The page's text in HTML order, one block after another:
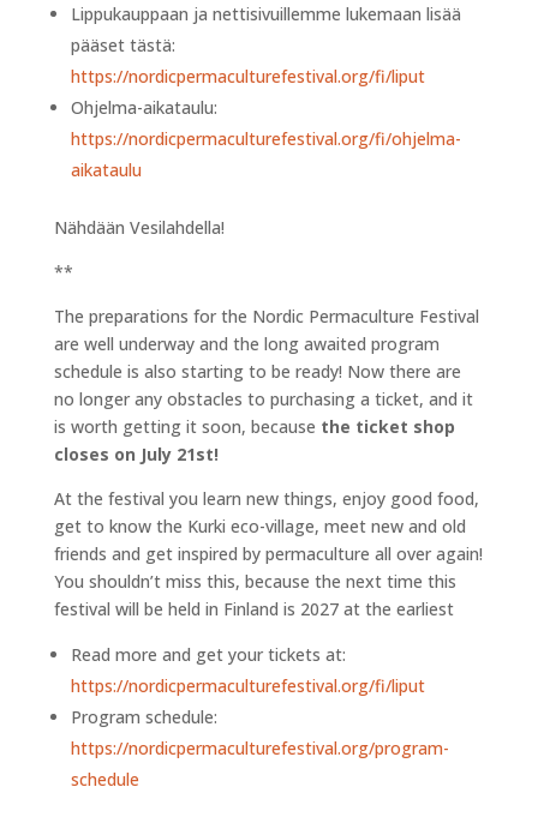
Lippukauppaan ja nettisivuillemme lukemaan lisää
pääset tästä:
https://nordicpermaculturefestival.org/fi/liput
Ohjelma-aikataulu:
https://nordicpermaculturefestival.org/fi/ohjelma-
aikataulu
Nähdään Vesilahdella!
**
The preparations for the Nordic Permaculture Festival
are well underway and the long awaited program
schedule is also starting to be ready! Now there are
no longer any obstacles to purchasing a ticket, and it
is worth getting it soon, because the ticket shop
closes on July 21st!
At the festival you learn new things, enjoy good food,
get to know the Kurki eco-village, meet new and old
friends and get inspired by permaculture all over again!
You shouldn’t miss this, because the next time this
festival will be held in Finland is 2027 at the earliest
Read more and get your tickets at:
https://nordicpermaculturefestival.org/fi/liput
Program schedule:
https://nordicpermaculturefestival.org/program-
schedule